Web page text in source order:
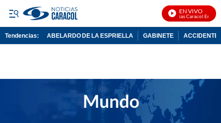
EN VIVO
Noticias Caracol En Vivo
Tendencias: ABELARDO DE LA ESPRIELLA GABINETE ACCIDENTE